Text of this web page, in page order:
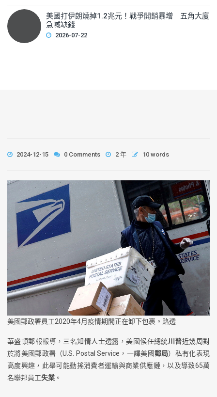
美國打伊朗燒掉1.2兆元！戰爭開銷暴增 五角大廈
急喊缺錢
2026-07-22
2024-12-15 0 Comments 2 年 10 words
美國郵政署員工2020年4月疫情期間正在卸下包裹。路透
華盛頓郵報報導，三名知情人士透露，美國候任總統川普近幾周對
於將美國郵政署（U.S. Postal Service，一譯美國郵局）私有化表現
高度興趣，此舉可能動搖消費者運輸與商業供應鏈，以及導致65萬
名聯邦員工失業 。